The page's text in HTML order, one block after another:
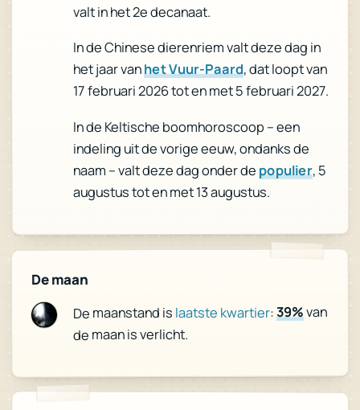
valt in het 2e decanaat.
In de Chinese dierenriem valt deze dag in
het jaar vanhet Vuur-Paard, dat loopt van
17 februari 2026 tot en met 5 februari 2027.
In de Keltische boomhoroscoop – een
indeling uit de vorige eeuw, ondanks de
naam – valt deze dag onder de populier, 5
augustus tot en met 13 augustus.
De maan
De maanstand is laatste kwartier:39%van
de maan is verlicht.